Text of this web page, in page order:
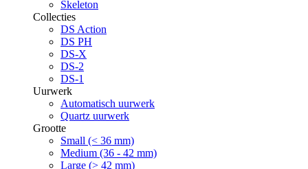
Skeleton
Collecties
DS Action
DS PH
DS-X
DS-2
DS-1
Uurwerk
Automatisch uurwerk
Quartz uurwerk
Grootte
Small (< 36 mm)
Medium (36 - 42 mm)
Large (> 42 mm)